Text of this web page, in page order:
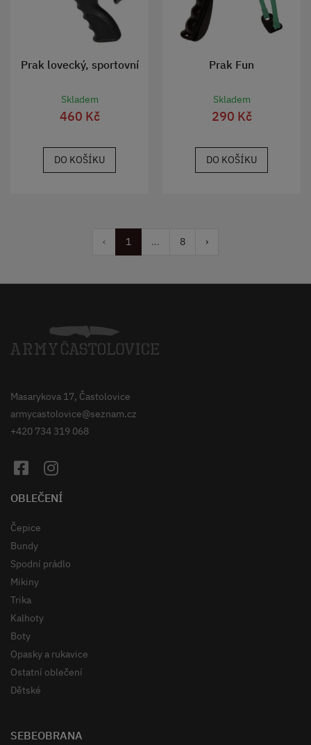
Prak lovecký, sportovní
Skladem
460 Kč
DO KOŠÍKU
Prak Fun
Skladem
290 Kč
DO KOŠÍKU
‹ 1 ... 8 ›
Masarykova 17, Častolovice
armycastolovice@seznam.cz
+420 734 319 068
OBLEČENÍ
Čepice
Bundy
Spodní prádlo
Mikiny
Trika
Kalhoty
Boty
Opasky a rukavice
Ostatní oblečení
Dětské
SEBEOBRANA